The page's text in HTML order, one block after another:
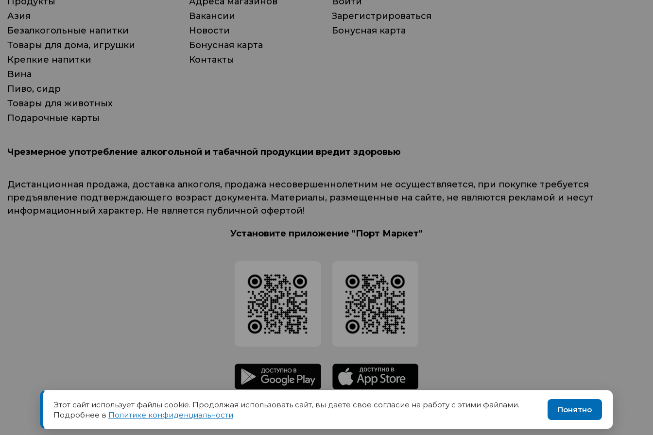
Азия
Безалкогольные напитки
Товары для дома, игрушки
Крепкие напитки
Вина
Пиво, сидр
Товары для животных
Подарочные карты
Вакансии
Новости
Бонусная карта
Контакты
Зарегистрироваться
Бонусная карта
Чрезмерное употребление алкогольной и табачной продукции вредит здоровью
Дистанционная продажа, доставка алкоголя, продажа несовершеннолетним не осуществляется, при покупке требуется
предъявление подтверждающего возраст документа. Материалы, размещенные на сайте, не являются рекламой и несут
информационный характер. Не является публичной офертой!
Установите приложение "Порт Маркет"
Товарный знак ПОРТ принадлежит Обществу с Ограниченной ответственностью СИГМАТОРГ, ОГРН 1191690035570, ИНН 1655417189
Юр.адрес 420012 Казань переулок Щербаковский дом 7, пом 1013, офис 5
Этот сайт использует файлы cookie. Продолжая использовать сайт, вы даете свое согласие на работу с этими файлами.
Подробнее в Политике конфиденциальности.
Понятно